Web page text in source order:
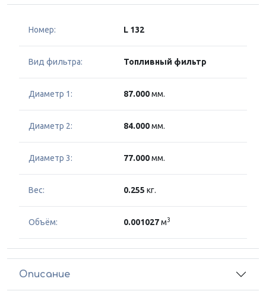
Номер: L 132
Вид фильтра: Топливный фильтр
Диаметр 1: 87.000мм.
Диаметр 2: 84.000мм.
Диаметр 3: 77.000мм.
Вес: 0.255 кг.
Объём: 0.001027м3
Описание